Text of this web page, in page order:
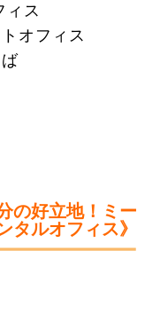
ィス
オフィス
の好立地！ミー
タルオフィス》